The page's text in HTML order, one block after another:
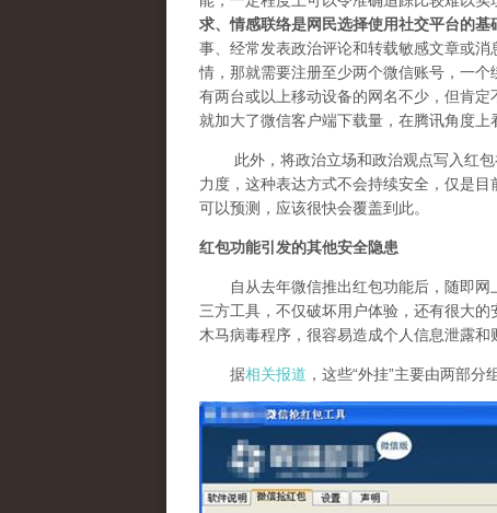
求、情感联络是网民选择使用社交平台的基
事、经常发表政治评论和转载敏感文章或
情，那就需要注册至少两个微信账号，一
有两台或以上移动设备的网名不少，但肯
就加大了微信客户端下载量，在腾讯角度上
此外，将政治立场和政治观点写入红包
力度，这种表达方式不会持续安全，仅是
可以预测，应该很快会覆盖到此。
红包功能引发的其他安全隐患
自从去年微信推出红包功能后，随即网
三方工具，不仅破坏用户体验，还有很大
木马病毒程序，很容易造成个人信息泄露和
据相关报道 ，这些“外挂”主要由两部